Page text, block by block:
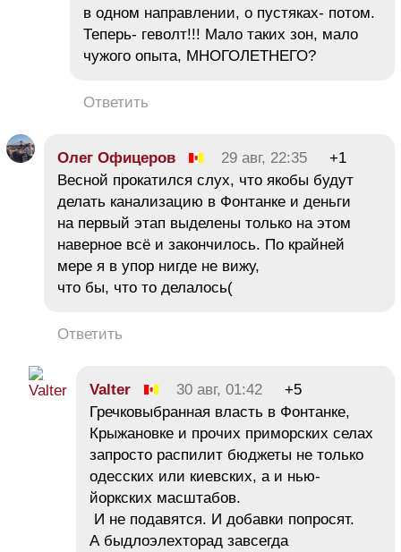
в одном направлении, о пустяках- потом.
Теперь- геволт!!! Мало таких зон, мало
чужого опыта, МНОГОЛЕТНЕГО?
Ответить
Олег Офицеров 29 авг, 22:35
+1
Весной прокатился слух, что якобы будут
делать канализацию в Фонтанке и деньги
на первый этап выделены только на этом
наверное всё и закончилось. По крайней
мере я в упор нигде не вижу,
что бы, что то делалось(
Ответить
Valter 30 авг, 01:42
+5
Гречковыбранная власть в Фонтанке,
Крыжановке и прочих приморских селах
запросто распилит бюджеты не только
одесских или киевских, а и нью-
йоркских масштабов.
И не подавятся. И добавки попросят.
А быдлоэлехторад завсегда